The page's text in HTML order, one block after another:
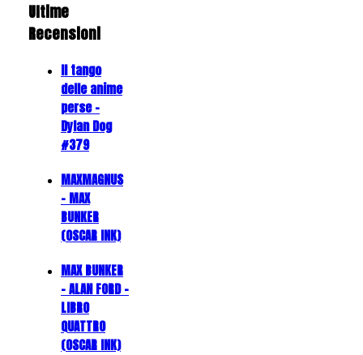
Ultime
Recensioni
Il tango
delle anime
perse -
Dylan Dog
#379
MAXMAGNUS
– MAX
BUNKER
(OSCAR INK)
MAX BUNKER
– ALAN FORD –
LIBRO
QUATTRO
(OSCAR INK)